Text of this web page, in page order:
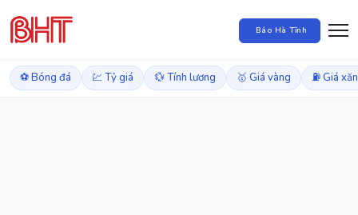
Báo Hà Tĩnh
⚽ Bóng đá 💹 Tỷ giá 💱 Tính lương 🥇 Giá vàng ⛽ Giá